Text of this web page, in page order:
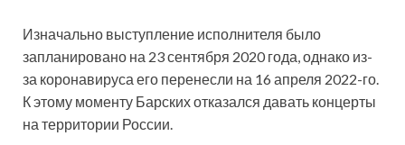
Изначально выступление исполнителя было
запланировано на 23 сентября 2020 года, однако из-
за коронавируса его перенесли на 16 апреля 2022-го.
К этому моменту Барских отказался давать концерты
на территории России.